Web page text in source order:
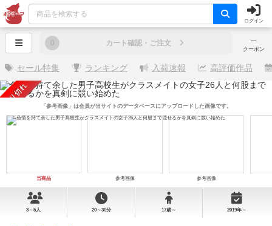
ログイン
─
クーポン
0 カート確認・ご注文
セール特集 ランキング 入荷速報 高評価作品
売り切れ
当商品 参考画像 参考画像
「参考画像」は会員が当サイトのデータベースにアップロードした画像です。
3～5人 20～30分 17歳～ 2019年～